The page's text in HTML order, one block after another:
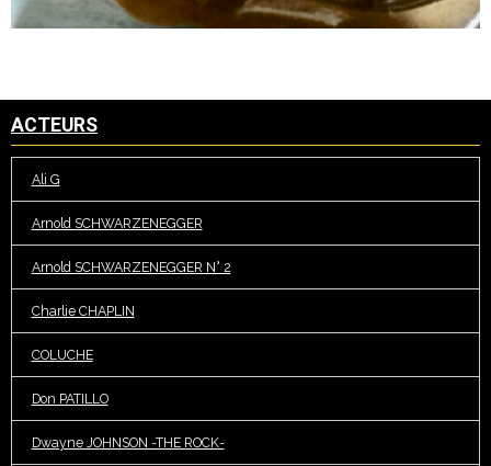
ACTEURS
Ali G
Arnold SCHWARZENEGGER
Arnold SCHWARZENEGGER N° 2
Charlie CHAPLIN
COLUCHE
Don PATILLO
Dwayne JOHNSON -THE ROCK-